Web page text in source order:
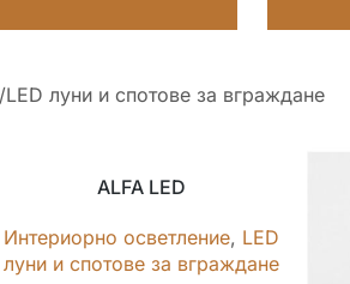
LED луни и спотове за вграждане
ALFA LED
Интериорно осветление, LED
луни и спотове за вграждане